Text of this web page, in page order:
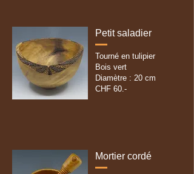
Petit saladier
Tourné en tulipier
Bois vert
Diamètre : 20 cm
CHF 60.-
Mortier cordé